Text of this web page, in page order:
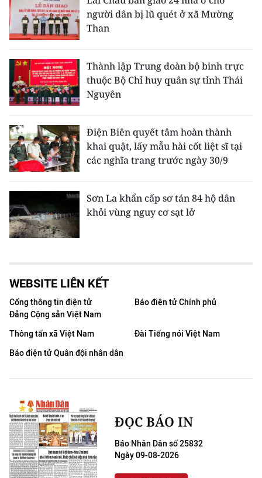
người dân bị lũ quét ở xã Mường
Than
Thành lập Trung đoàn bộ binh trực
thuộc Bộ Chỉ huy quân sự tỉnh Thái
Nguyên
Điện Biên quyết tâm hoàn thành
khai quật, lấy mẫu hài cốt liệt sĩ tại
các nghĩa trang trước ngày 30/9
Sơn La khẩn cấp sơ tán 84 hộ dân
khỏi vùng nguy cơ sạt lở
WEBSITE LIÊN KẾT
Cổng thông tin điện tử
Đảng Cộng sản Việt Nam
Báo điện tử Chính phủ
Thông tấn xã Việt Nam
Đài Tiếng nói Việt Nam
Báo điện tử Quân đội nhân dân
ĐỌC BÁO IN
Báo Nhân Dân số 25832
Ngày 09-08-2026